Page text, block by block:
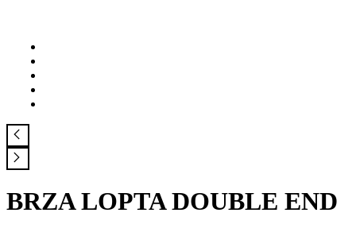
BRZA LOPTA DOUBLE END